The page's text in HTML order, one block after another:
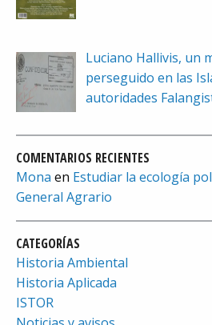
Luciano Hallivis, un
perseguido en las
autoridades
COMENTARIOS RECIENTES
Mona en Estudiar la ecología
General Agrario
CATEGORÍAS
Historia Ambiental
Historia Aplicada
ISTOR